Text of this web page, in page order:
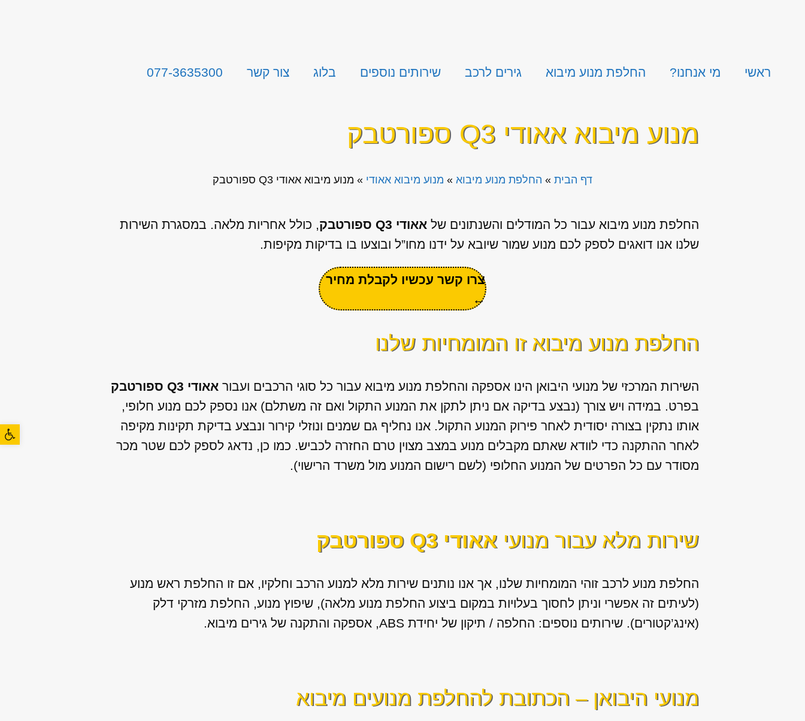
ראשי מי אנחנו? החלפת מנוע מיבוא גירים לרכב שירותים נוספים בלוג צור קשר 077-3635300
מנוע מיבוא אאודי Q3 ספורטבק
דף הבית » החלפת מנוע מיבוא » מנוע מיבוא אאודי » מנוע מיבוא אאודי Q3 ספורטבק
החלפת מנוע מיבוא עבור כל המודלים והשנתונים שלאאודי Q3 ספורטבק
, כולל אחריות מלאה. במסגרת השירות
שלנו אנו דואגים לספק לכם מנוע שמור שיובא על ידנו מחו”ל ובוצעו בו בדיקות מקיפות.
צרו קשר עכשיו לקבלת מחיר
←
החלפת מנוע מיבוא זו המומחיות שלנו
השירות המרכזי של מנועי היבואן הינו אספקה והחלפת מנוע מיבוא עבור כל סוגי הרכבים ועבוראאודי Q3 ספורטבק
בפרט. במידה ויש צורך (נבצע בדיקה אם ניתן לתקן את המנוע התקול ואם זה משתלם) אנו נספק לכם מנוע חלופי,
אותו נתקין בצורה יסודית לאחר פירוק המנוע התקול. אנו נחליף גם שמנים ונוזלי קירור ונבצע בדיקת תקינות מקיפה
לאחר ההתקנה כדי לוודא שאתם מקבלים מנוע במצב מצוין טרם החזרה לכביש. כמו כן, נדאג לספק לכם שטר מכר
מסודר עם כל הפרטים של המנוע החלופי (לשם רישום המנוע מול משרד הרישוי).
שירות מלא עבור מנועיאאודי Q3 ספורטבק
החלפת מנוע לרכב זוהי המומחיות שלנו, אך אנו נותנים שירות מלא למנוע הרכב וחלקיו, אם זו החלפת ראש מנוע
(לעיתים זה אפשרי וניתן לחסוך בעלויות במקום ביצוע החלפת מנוע מלאה), שיפוץ מנוע, החלפת מזרקי דלק
(אינג’קטורים). שירותים נוספים: החלפה / תיקון של יחידת ABS, אספקה והתקנה של גירים מיבוא.
מנועי היבואן – הכתובת להחלפת מנועים מיבוא
פתח